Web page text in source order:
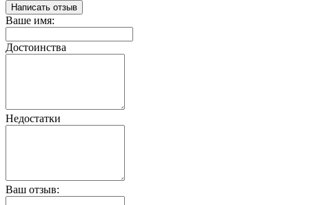
Написать отзыв
Ваше имя:
Достоинства
Недостатки
Ваш отзыв: